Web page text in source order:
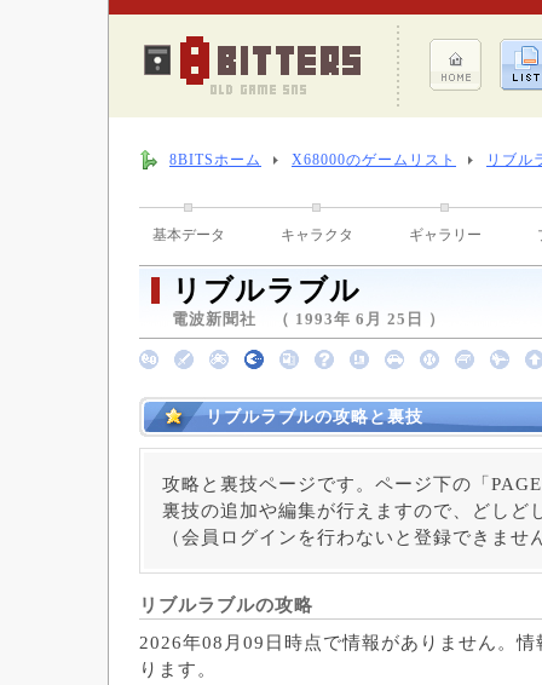
8BITSホーム X68000のゲームリスト リブル
基本データ キャラクタ ギャラリー
リブルラブル
電波新聞社 （ 1993年 6月 25日 ）
リブルラブルの攻略と裏技
攻略と裏技ページです。ページ下の「
裏技の追加や編集が行えますので、どしど
（会員ログインを行わないと登録できませ
リブルラブルの攻略
2026年08月09日時点で情報がありません。
ります。